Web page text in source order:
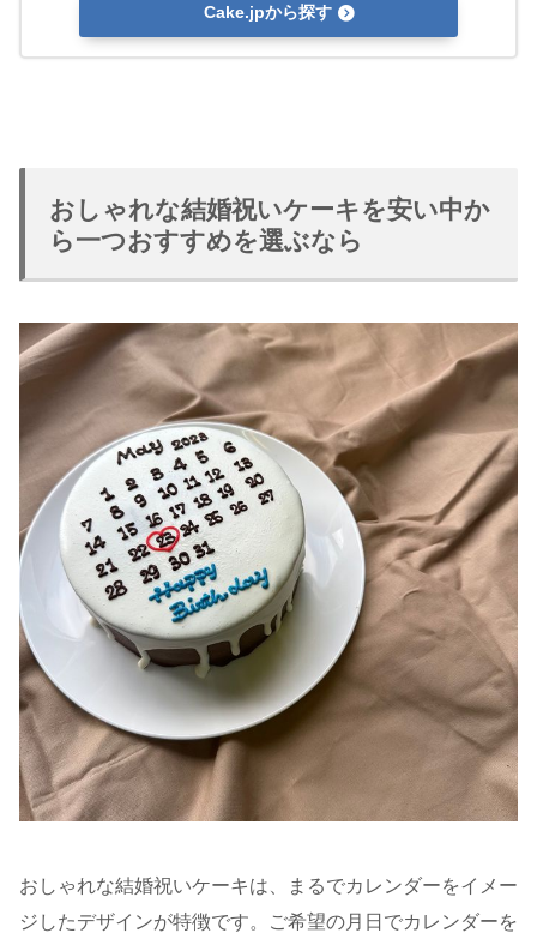
Cake.jpから探す
おしゃれな結婚祝いケーキを安い中か
ら一つおすすめを選ぶなら
おしゃれな結婚祝いケーキは、まるでカレンダーをイメー
ジしたデザインが特徴です。ご希望の月日でカレンダーを